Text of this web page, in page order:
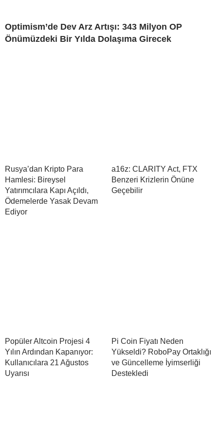
Optimism’de Dev Arz Artışı: 343 Milyon OP
Önümüzdeki Bir Yılda Dolaşıma Girecek
Rusya’dan Kripto Para
Hamlesi: Bireysel
Yatırımcılara Kapı Açıldı,
Ödemelerde Yasak Devam
Ediyor
a16z: CLARITY Act, FTX
Benzeri Krizlerin Önüne
Geçebilir
Popüler Altcoin Projesi 4
Yılın Ardından Kapanıyor:
Kullanıcılara 21 Ağustos
Uyarısı
Pi Coin Fiyatı Neden
Yükseldi? RoboPay Ortaklığı
ve Güncelleme İyimserliği
Destekledi